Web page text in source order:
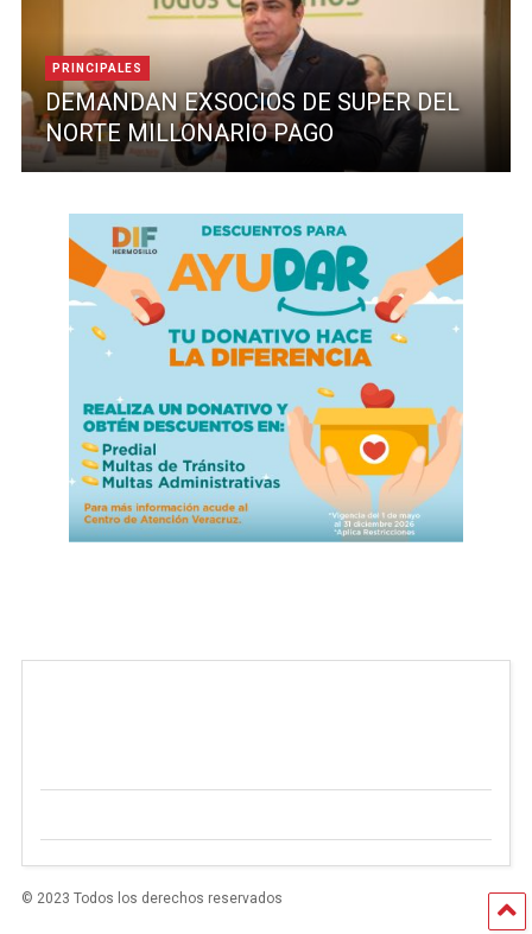
PRINCIPALES
DEMANDAN EXSOCIOS DE SUPER DEL
NORTE MILLONARIO PAGO
© 2023 Todos los derechos reservados